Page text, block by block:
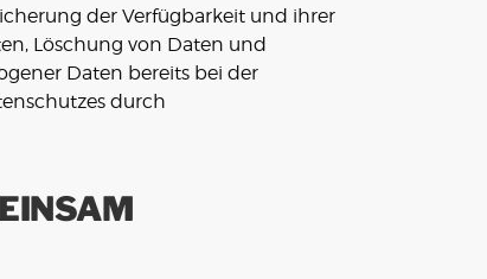
der Verfügbarkeit und ihrer
Löschung von Daten und
Daten bereits bei der
durch